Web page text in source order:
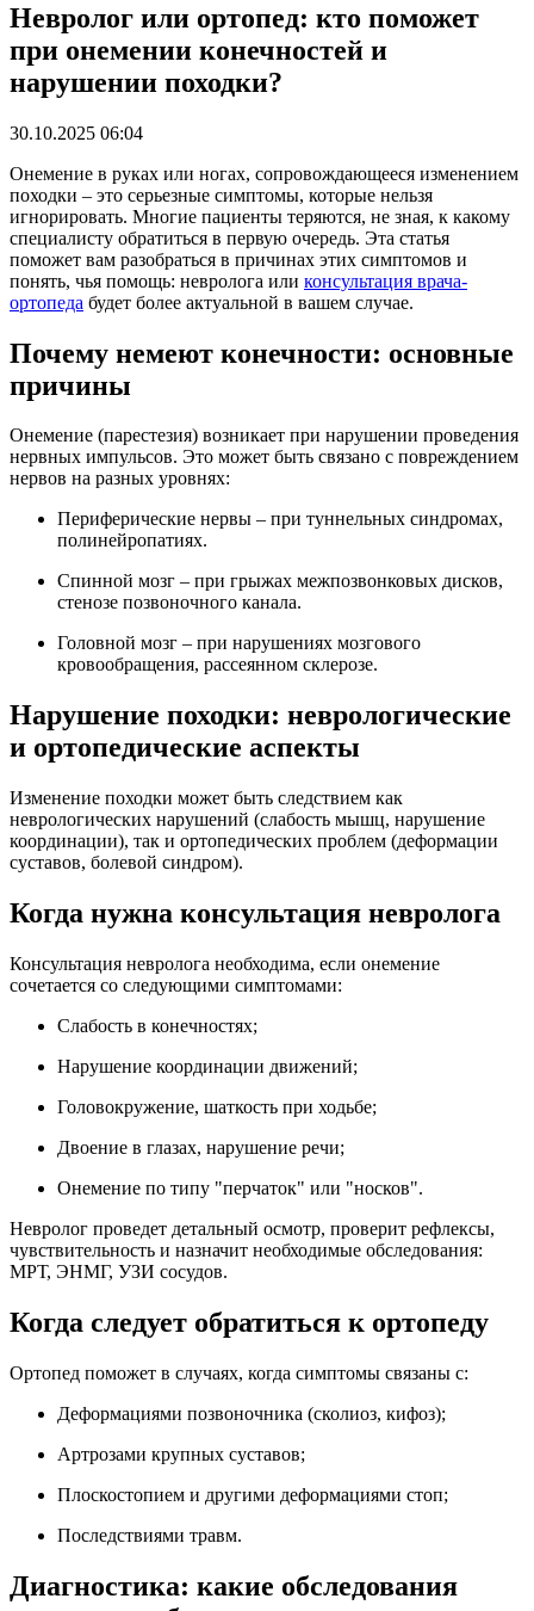
Невролог или ортопед: кто поможет
при онемении конечностей и
нарушении походки?
30.10.2025 06:04
Онемение в руках или ногах, сопровождающееся изменением
походки – это серьезные симптомы, которые нельзя
игнорировать. Многие пациенты теряются, не зная, к какому
специалисту обратиться в первую очередь. Эта статья
поможет вам разобраться в причинах этих симптомов и
понять, чья помощь: невролога или консультация врача-
ортопеда будет более актуальной в вашем случае.
Почему немеют конечности: основные
причины
Онемение (парестезия) возникает при нарушении проведения
нервных импульсов. Это может быть связано с повреждением
нервов на разных уровнях:
Периферические нервы – при туннельных синдромах,
полинейропатиях.
Спинной мозг – при грыжах межпозвонковых дисков,
стенозе позвоночного канала.
Головной мозг – при нарушениях мозгового
кровообращения, рассеянном склерозе.
Нарушение походки: неврологические
и ортопедические аспекты
Изменение походки может быть следствием как
неврологических нарушений (слабость мышц, нарушение
координации), так и ортопедических проблем (деформации
суставов, болевой синдром).
Когда нужна консультация невролога
Консультация невролога необходима, если онемение
сочетается со следующими симптомами:
Слабость в конечностях;
Нарушение координации движений;
Головокружение, шаткость при ходьбе;
Двоение в глазах, нарушение речи;
Онемение по типу "перчаток" или "носков".
Невролог проведет детальный осмотр, проверит рефлексы,
чувствительность и назначит необходимые обследования:
МРТ, ЭНМГ, УЗИ сосудов.
Когда следует обратиться к ортопеду
Ортопед поможет в случаях, когда симптомы связаны с:
Деформациями позвоночника (сколиоз, кифоз);
Артрозами крупных суставов;
Плоскостопием и другими деформациями стоп;
Последствиями травм.
Диагностика: какие обследования